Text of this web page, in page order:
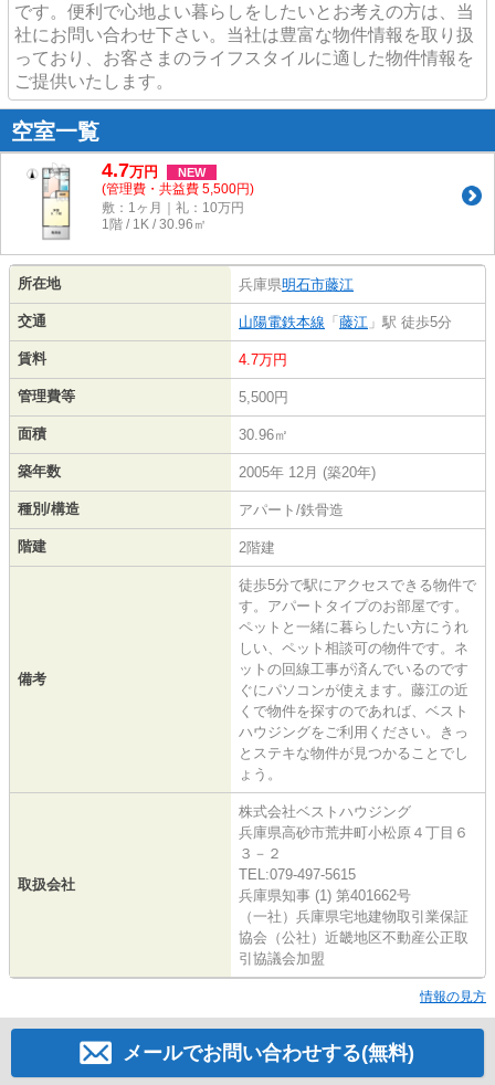
です。便利で心地よい暮らしをしたいとお考えの方は、当
社にお問い合わせ下さい。当社は豊富な物件情報を取り扱
っており、お客さまのライフスタイルに適した物件情報を
ご提供いたします。
空室一覧
4.7万円 NEW
(管理費・共益費 5,500円)
敷：1ヶ月｜礼：10万円
1階 / 1K / 30.96㎡
所在地 兵庫県明石市藤江
交通 山陽電鉄本線 「 藤江 」駅 徒歩5分
賃料 4.7万円
管理費等 5,500円
面積 30.96㎡
築年数 2005年 12月 (築20年)
種別/構造 アパート/鉄骨造
階建 2階建
備考
徒歩5分で駅にアクセスできる物件で
す。アパートタイプのお部屋です。
ペットと一緒に暮らしたい方にうれ
しい、ペット相談可の物件です。ネ
ットの回線工事が済んでいるのです
ぐにパソコンが使えます。藤江の近
くで物件を探すのであれば、ベスト
ハウジングをご利用ください。きっ
とステキな物件が見つかることでし
ょう。
取扱会社
株式会社ベストハウジング
兵庫県高砂市荒井町小松原４丁目６
３－２
TEL:079-497-5615
兵庫県知事 (1) 第401662号
（一社）兵庫県宅地建物取引業保証
協会（公社）近畿地区不動産公正取
引協議会加盟
情報の見方
メールでお問い合わせする(無料)